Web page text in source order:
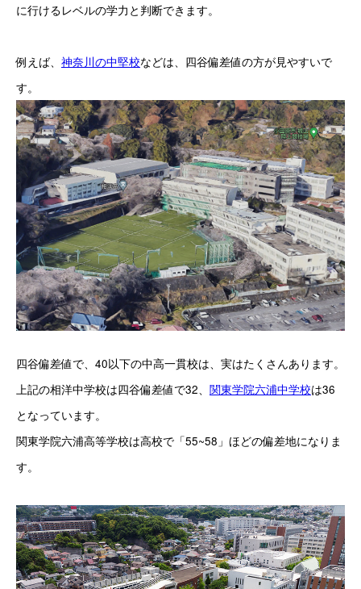
に行けるレベルの学力と判断できます。
例えば、 神奈川の中堅校などは、四谷偏差値の方が見やすいで
す。
四谷偏差値で、40以下の中高一貫校は、実はたくさんあります。
上記の相洋中学校は四谷偏差値で32、 関東学院六浦中学校は36
となっています。
関東学院六浦高等学校は高校で「55~58」ほどの偏差地になりま
す。